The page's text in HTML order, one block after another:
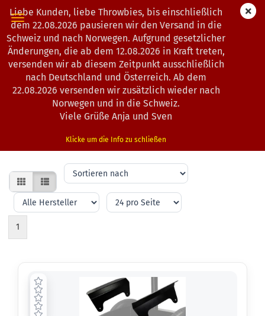
Liebe Kunden, liebe Throwbies, bis einschließlich
dem 22.08.2026 pausieren wir den Versand in die
Schweiz und nach Norwegen. Aufgrund gesetzlicher
Änderungen, die ab dem 12.08.2026 in Kraft treten,
versenden wir ab diesem Zeitpunkt ausschließlich
nach Deutschland und Österreich. Ab dem
22.08.2026 versenden wir zusätzlich wieder nach
Norwegen und in die Schweiz.
Viele Grüße Anja und Sven
Klicke um die Info zu schließen
ZUBEHÖR UND ERWEITERUNGEN FÜR
DISCGOLF WAGEN
Zubehör und Erweiterungen für Discgolf Wagen: Halterungen,
und Ordnung auf dem Kurs.
Sortieren
nach
pro
Seite
pro
Seite
1